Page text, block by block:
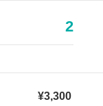
2
¥3,300